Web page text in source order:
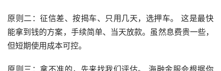
原则二：征信差、按揭车、只用几天，选押车。 这是最快
能拿到钱的方案，手续简单、当天放款。虽然息费贵一些，
但短期使用成本可控。
原则三：拿不准的，先来找我们评估。 海融金服会根据你